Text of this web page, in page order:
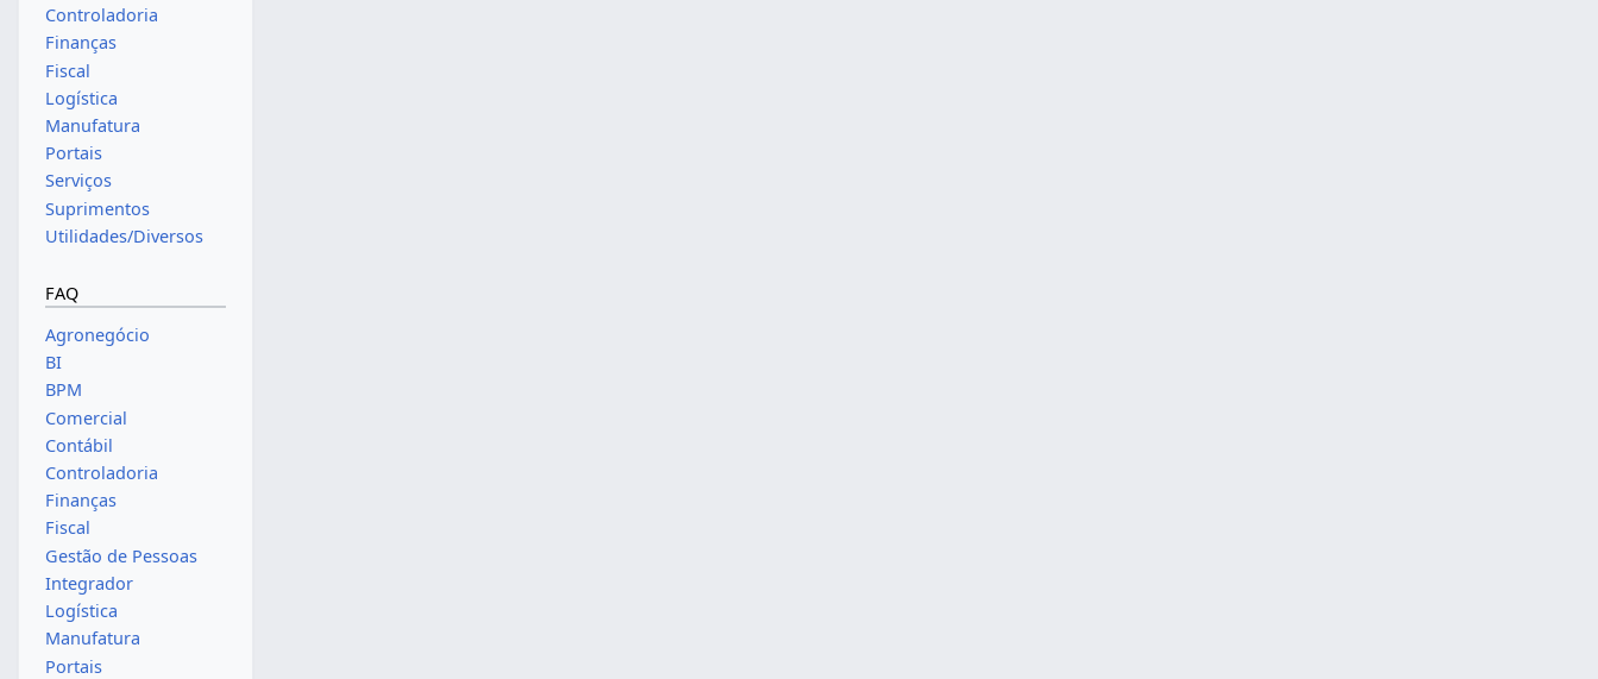
Controladoria
Finanças
Fiscal
Logística
Manufatura
Portais
Serviços
Suprimentos
Utilidades/Diversos
FAQ
Agronegócio
BI
BPM
Comercial
Contábil
Controladoria
Finanças
Fiscal
Gestão de Pessoas
Integrador
Logística
Manufatura
Portais